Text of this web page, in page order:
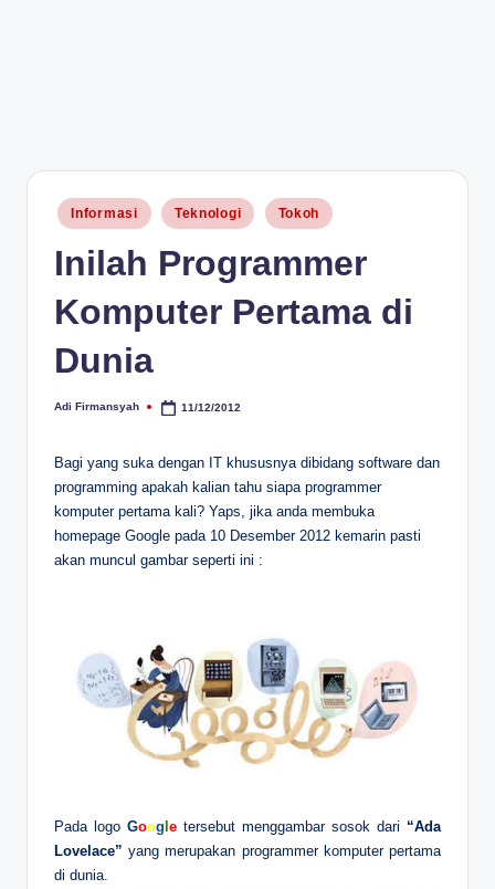
Posted
in
Informasi Teknologi Tokoh
Inilah Programmer
Komputer Pertama di
Dunia
Posted
Adi Firmansyah 11/12/2012
Bagi yang suka dengan IT khususnya dibidang software dan
programming apakah kalian tahu siapa programmer
komputer pertama kali? Yaps, jika anda membuka
homepage Google pada 10 Desember 2012 kemarin pasti
akan muncul gambar seperti ini :
Pada logo Goog e tersebut menggambar sosok dari “Ada
Lovelace” yang merupakan programmer komputer pertama
di dunia.